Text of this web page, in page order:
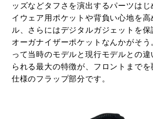
ッズなどタフさを演出するパーツはじ
イウェア用ポケットや背負い心地を高
ル、さらにはデジタルガジェットを保
オーガナイザーポケットなんかがそう
って当時のモデルと現行モデルとの
られる最大の特徴が、フロントまでを
仕様のフラップ部分です。